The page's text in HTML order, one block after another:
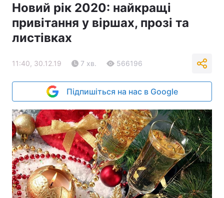
Новий рік 2020: найкращі
привітання у віршах, прозі та
листівках
11:40, 30.12.19 7 хв. 566196
Підпишіться на нас в Google